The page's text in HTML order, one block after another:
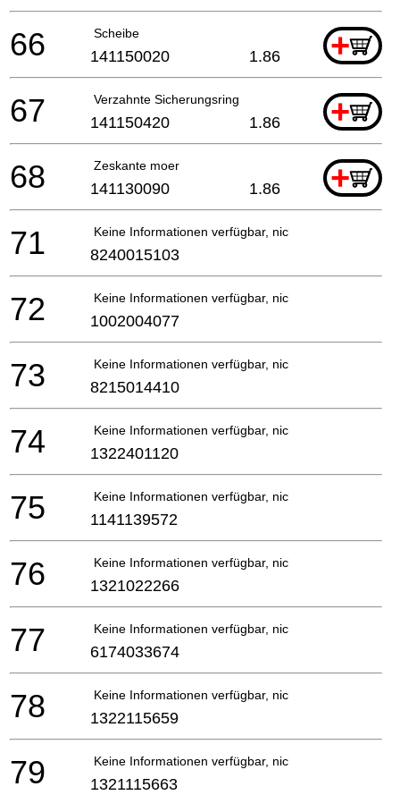
Scheibe +
66 141150020 1.86
Verzahnte Sicherungsring +
67 141150420 1.86
Zeskante moer +
68 141130090 1.86
Keine Informationen verfügbar, nicht bestellbar
71 8240015103
Keine Informationen verfügbar, nicht bestellbar
72 1002004077
Keine Informationen verfügbar, nicht bestellbar
73 8215014410
Keine Informationen verfügbar, nicht bestellbar
74 1322401120
Keine Informationen verfügbar, nicht bestellbar
75 1141139572
Keine Informationen verfügbar, nicht bestellbar
76 1321022266
Keine Informationen verfügbar, nicht bestellbar
77 6174033674
Keine Informationen verfügbar, nicht bestellbar
78 1322115659
Keine Informationen verfügbar, nicht bestellbar
79 1321115663